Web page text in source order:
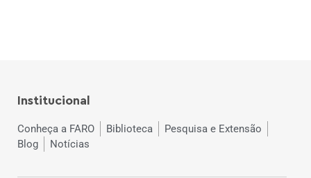
Institucional
Conheça a FARO Biblioteca
Pesquisa e Extensão
Blog
Notícias